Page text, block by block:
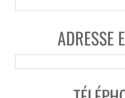
ADRESSE